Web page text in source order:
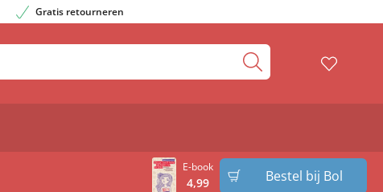
Gratis retourneren
E-book
4,99 Bestel bij Bol